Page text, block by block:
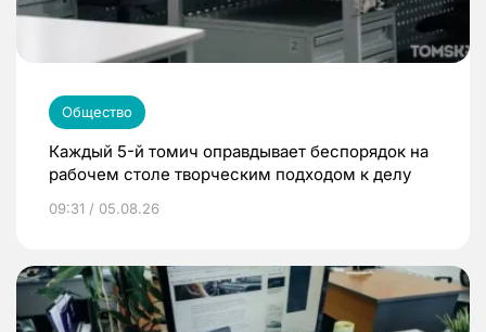
Общество
Каждый 5-й томич оправдывает беспорядок на
рабочем столе творческим подходом к делу
09:31 / 05.08.26